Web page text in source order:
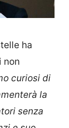
ha
non
curiosi di
la
senza